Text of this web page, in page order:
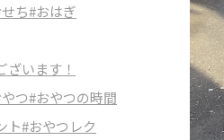
ち#おはぎ
ざいます！
つ#おやつの時間
ト#おやつレク